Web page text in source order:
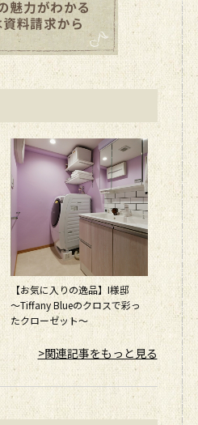
【お気に入りの逸品】I様邸
～Tiffany Blueのクロスで彩っ
たクローゼット～
>関連記事をもっと見る